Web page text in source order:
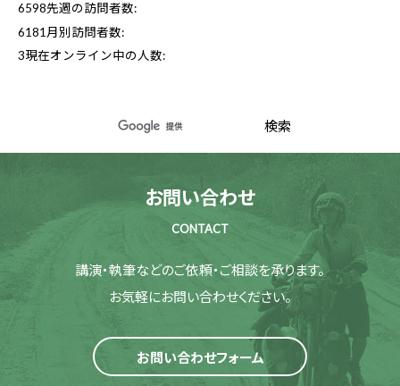
6598先週の訪問者数:
6181 月別訪問者数:
3現在オンライン中の人数:
お問い合わせ
CONTACT
講演・執筆などのご依頼・ご相談を承ります。
お気軽にお問い合わせください。
お問い合わせフォーム